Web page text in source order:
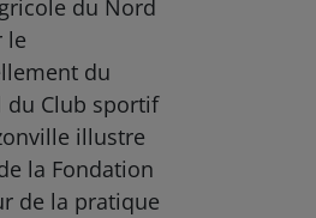
du Nord
le
du
du Club sportif
illustre
la Fondation
de la pratique